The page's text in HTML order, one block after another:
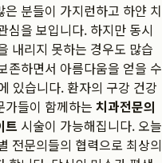
분들이 가지런하고 하얀 치
심을 보입니다. 하지만 동시
내리지 못하는 경우도 많습
존하면서 아름다움을 얻을 수
있습니다. 환자의 구강 건강
가들이 함께하는 치과전문의
트 시술이 가능해집니다. 오늘
전문의들의 협력으로 최상의